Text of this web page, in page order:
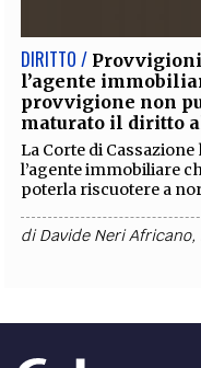
DIRITTO / Provvigioni
l’agente
provvigione non
maturato il diritto
La Corte di
l’agente immobiliare
poterla riscuotere a
diDavide Neri Africano,